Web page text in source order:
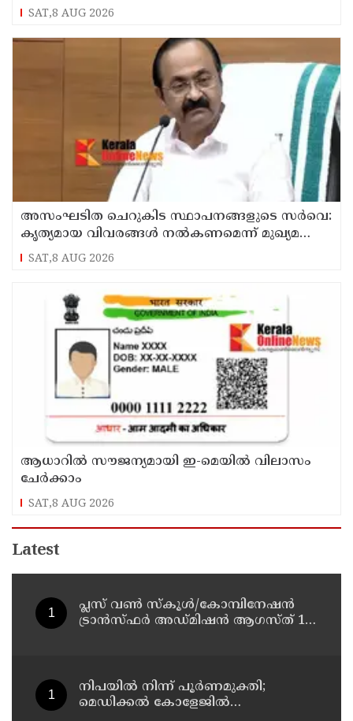
SAT,8 AUG 2026
അസംഘടിത ചെറുകിട സ്ഥാപനങ്ങളുടെ സർവെ:
കൃത്യമായ വിവരങ്ങൾ നൽകണമെന്ന് മുഖ്യമന്ത്രി
വി ഡി സതീശൻ
SAT,8 AUG 2026
ആധാറിൽ സൗജന്യമായി ഇ-മെയിൽ വിലാസം
ചേർക്കാം
SAT,8 AUG 2026
Latest
പ്ലസ് വൺ സ്‌കൂൾ/കോമ്പിനേഷൻ
ട്രാൻസ്ഫർ അഡ്മിഷൻ ആഗസ്ത് 10,
നിപയിൽ നിന്ന് പൂർണമുക്തി;
മെഡിക്കൽ കോളേജിൽ